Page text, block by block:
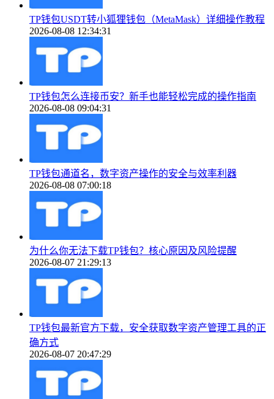
TP钱包USDT转小狐狸钱包（MetaMask）详细操作教程
2026-08-08 12:34:31
TP钱包怎么连接币安？新手也能轻松完成的操作指南
2026-08-08 09:04:31
TP钱包通道名，数字资产操作的安全与效率利器
2026-08-08 07:00:18
为什么你无法下载TP钱包？核心原因及风险提醒
2026-08-07 21:29:13
TP钱包最新官方下载，安全获取数字资产管理工具的正
确方式
2026-08-07 20:47:29